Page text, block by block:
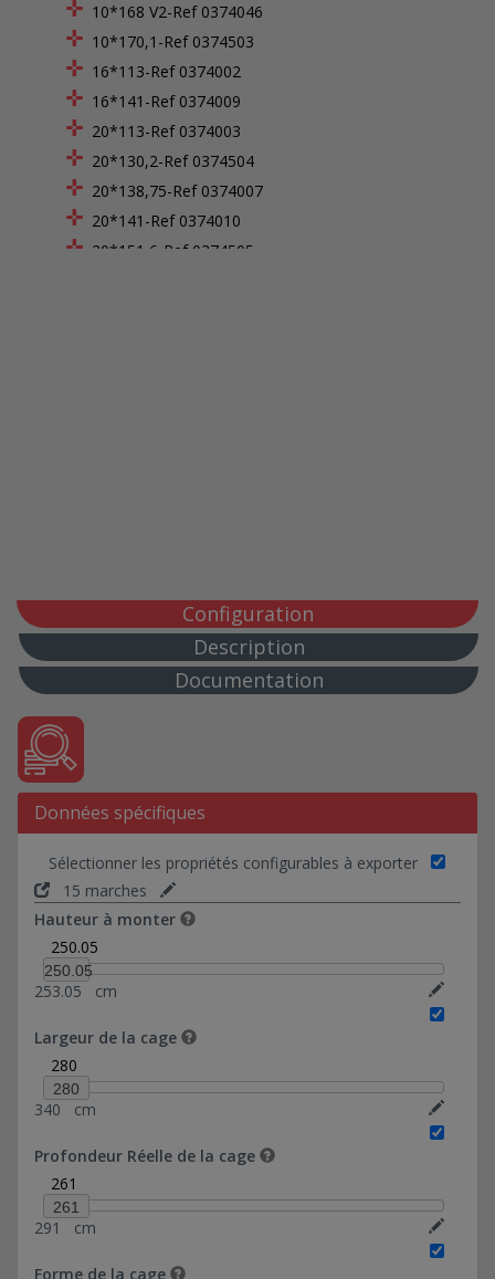
10*168 V2-Ref 0374046
10*170,1-Ref 0374503
16*113-Ref 0374002
16*141-Ref 0374009
20*113-Ref 0374003
20*130,2-Ref 0374504
20*138,75-Ref 0374007
20*141-Ref 0374010
20*151,6-Ref 0374505
Hauteur de marche : 16,87 cm
15 marches
16 marches
17 marches
60*109-Ref 0374017
72*80-Ref 0374018
88*88-Ref 0374020
98*98-Ref 0374021
5*94-Ref 0374022
10*69-Ref 0374030
10*93-Ref 0374031
10*94-Ref 0374023
20*94-Ref 0374024
20*130-Ref 0374037
20*183,46-Ref 0374036
60*97,20-Ref 0374039
Configuration
Description
Documentation
Données spécifiques
Sélectionner les propriétés configurables à exporter
15 marches
Hauteur à monter
250.05
250.05
253.05 cm
Largeur de la cage
280
280
340 cm
Profondeur Réelle de la cage
261
261
291 cm
Forme de la cage